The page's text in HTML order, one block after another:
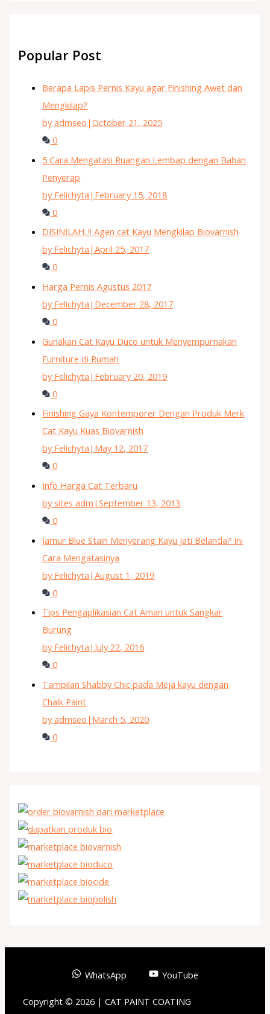
Popular Post
Berapa Lapis Pernis Kayu agar Finishing Awet dan
Mengkilap?
by admseo |October 21, 2025
0
5 Cara Mengatasi Ruangan Lembap dengan Bahan
Penyerap
by Felichyta | February 15, 2018
0
DISINILAH..!! Agen cat Kayu Mengkilap Biovarnish
by Felichyta |April 25, 2017
0
Harga Pernis Agustus 2017
by Felichyta | December 28, 2017
0
Gunakan Cat Kayu Duco untuk Menyempurnakan
Furniture di Rumah
by Felichyta | February 20, 2019
0
Finishing Gaya Kontemporer Dengan Produk Merk
Cat Kayu Kuas Biovarnish
by Felichyta | May 12, 2017
0
Info Harga Cat Terbaru
by sites adm |September 13, 2013
0
Jamur Blue Stain Menyerang Kayu Jati Belanda? Ini
Cara Mengatasinya
by Felichyta |August 1, 2019
0
Tips Pengaplikasian Cat Aman untuk Sangkar
Burung
by Felichyta | July 22, 2016
0
Tampilan Shabby Chic pada Meja kayu dengan
Chalk Paint
by admseo | March 5, 2020
0
WhatsApp YouTube
Copyright © 2026 | CAT PAINT COATING